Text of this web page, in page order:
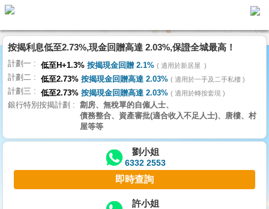
理
主
頁
搵
樓/
交
業
主
按揭利息低至2.73%,現金回贈高達 2.03%,保證全城最高！
計劃一 低至H+1.3% 按揭現金回贈 2.1% 適用於新居屋
計劃二 低至2.73% 按揭現金回贈高達 2.03% 適用於一手及二手私樓
計劃三 低至2.73% 按揭現金回贈高達 2.03% 適用於轉按套現
銀行特別按揭計劃
劏房、無稅單的自僱人士、
債務整合、資產審批(適合收入不足人士)、唐樓、村
屋等等
劉小姐
6332 2553
即時查詢
許小姐